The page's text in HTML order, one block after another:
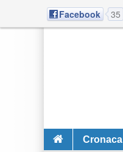
Facebook 35
Cronaca